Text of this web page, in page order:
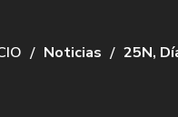
Noticias 25N,